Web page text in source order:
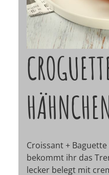
Croissant +
bekommt ihr das
lecker belegt mit